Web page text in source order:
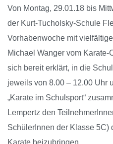
Von Montag, 29.01.18 bis
der Kurt-Tucholsky-Schule
Vorhabenwoche mit
Michael Wanger vom Karate-
sich bereit erklärt, in die
jeweils von 8.00 – 12.00 Uhr
„Karate im Schulsport“
Lempertz den
SchülerInnen der Klasse 5C)
Karate beizubringen.